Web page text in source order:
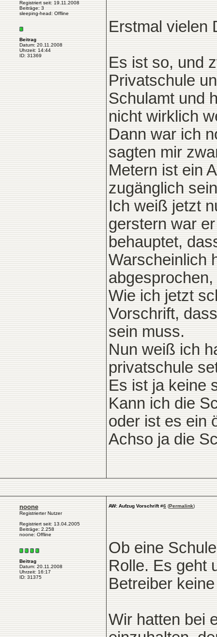
Registriert seit: 19.11.2008
Beiträge: 3
sleeping-head: Offline
Beitrag
Datum: 20.11.2008
Uhrzeit: 14:44
ID: 31369
Erstmal vielen
Es ist so, und
Privatschule
Schulamt und
nicht wirklich
Dann war ich
sagten mir
Metern ist ein
zugänglich
Ich weiß jetzt
gerstern war
behauptet,
Warscheinlich
Wie ich jetzt
Vorschrift,
sein muss.
Nun weiß ich
privatschule
Es ist ja keine
Kann ich die
oder ist es ein
Achso ja die
noone
Registrierter Nutzer
Registriert seit: 13.04.2005
Beiträge: 2.258
noone: Offline
Beitrag
Datum: 20.11.2008
Uhrzeit: 16:17
ID: 31375
AW: Aufzug Vorschrift#6 (Permalink)
Ob eine
Rolle. Es geht
Betreiber
Wir hatten bei